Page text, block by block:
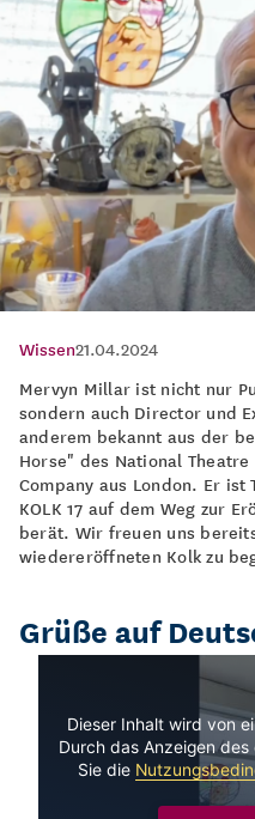
Wissen21.04.2024
Mervyn Millar ist nicht nur
sondern auch Director und
anderem bekannt aus der
Horse" des National
Company aus London. Er
KOLK 17 auf dem Weg zur
berät. Wir freuen uns
wiedereröffneten Kolk zu
Grüße auf
Dieser Inhalt wird von
Durch das Anzeigen
Sie die